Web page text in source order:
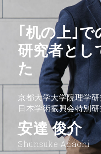
｢机の上｣で
研究者とし
た
京都大学大学院理学
日本学術振興会特別
安達 俊介
Shunsuke Adachi